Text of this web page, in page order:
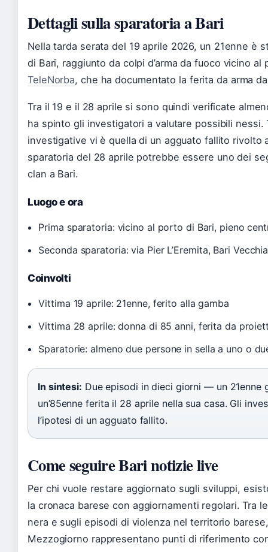
Dettagli sulla sparatoria a Bari
Nella tarda serata del 19 aprile 2026, un 21enne è
di Bari, raggiunto da colpi d’arma da fuoco vicino
TeleNorba, che ha documentato la ferita da arma
Tra il 19 e il 28 aprile si sono quindi verificate
ha spinto gli investigatori a valutare possibili
investigative vi è quella di un agguato fallito rivolto
sparatoria del 28 aprile potrebbe essere uno dei
clan a Bari.
Luogo e ora
Prima sparatoria: vicino al porto di Bari, pieno
Seconda sparatoria: via Pier L’Eremita, Bari
Coinvolti
Vittima 19 aprile: 21enne, ferito alla gamba
Vittima 28 aprile: donna di 85 anni, ferita da
Sparatorie: almeno due persone in sella a uno o
In sintesi: Due episodi in dieci giorni — un
un’85enne ferita il 28 aprile nella sua casa. Gli
l’ipotesi di un agguato fallito.
Come seguire Bari notizie live
Per chi vuole restare aggiornato sugli sviluppi,
la cronaca barese con aggiornamenti regolari. Tra
nera e sugli episodi di violenza nel territorio
Mezzogiorno rappresentano punti di riferimento